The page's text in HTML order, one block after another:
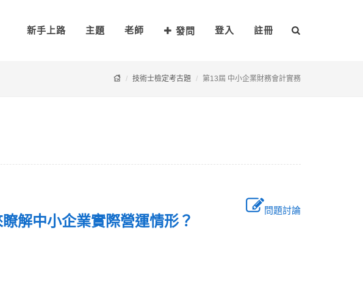
新手上路 主題 老師 發問 登入 註冊
技術士檢定考古題 第13屆 中小企業財務會計實務
問題討論
解中小企業實際營運情形？